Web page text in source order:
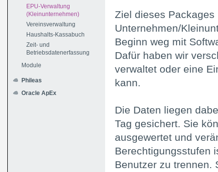
EPU-Verwaltung
(Kleinunternehmen)
Vereinsverwaltung
Haushalts-Kassabuch
Zeit- und
Betriebsdatenerfassung
Module
Phileas
Oracle ApEx
Ziel dieses
Unternehmen/
Beginn weg mit
Dafür haben wir
verwaltet oder eine
kann.
Die Daten liegen
Tag gesichert. Sie
ausgewertet und
Berechtigungsstufen
Benutzer zu trennen.